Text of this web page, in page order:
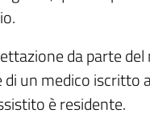
da parte
un medico iscritto
è residente.